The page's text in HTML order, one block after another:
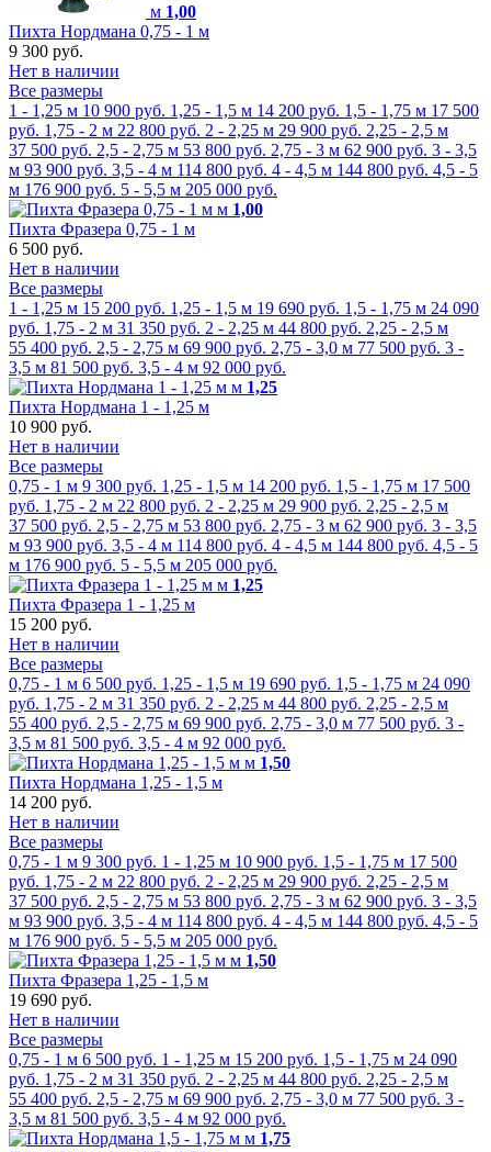
м 1,00
Пихта Нордмана 0,75 - 1 м
9 300 руб.
Нет в наличии
Все размеры
1 - 1,25 м 10 900 руб. 1,25 - 1,5 м 14 200 руб. 1,5 - 1,75 м 17 500
руб. 1,75 - 2 м 22 800 руб. 2 - 2,25 м 29 900 руб. 2,25 - 2,5 м
37 500 руб. 2,5 - 2,75 м 53 800 руб. 2,75 - 3 м 62 900 руб. 3 - 3,5
м 93 900 руб. 3,5 - 4 м 114 800 руб. 4 - 4,5 м 144 800 руб. 4,5 - 5
м 176 900 руб. 5 - 5,5 м 205 000 руб.
м 1,00
Пихта Фразера 0,75 - 1 м
6 500 руб.
Нет в наличии
Все размеры
1 - 1,25 м 15 200 руб. 1,25 - 1,5 м 19 690 руб. 1,5 - 1,75 м 24 090
руб. 1,75 - 2 м 31 350 руб. 2 - 2,25 м 44 800 руб. 2,25 - 2,5 м
55 400 руб. 2,5 - 2,75 м 69 900 руб. 2,75 - 3,0 м 77 500 руб. 3 -
3,5 м 81 500 руб. 3,5 - 4 м 92 000 руб.
м 1,25
Пихта Нордмана 1 - 1,25 м
10 900 руб.
Нет в наличии
Все размеры
0,75 - 1 м 9 300 руб. 1,25 - 1,5 м 14 200 руб. 1,5 - 1,75 м 17 500
руб. 1,75 - 2 м 22 800 руб. 2 - 2,25 м 29 900 руб. 2,25 - 2,5 м
37 500 руб. 2,5 - 2,75 м 53 800 руб. 2,75 - 3 м 62 900 руб. 3 - 3,5
м 93 900 руб. 3,5 - 4 м 114 800 руб. 4 - 4,5 м 144 800 руб. 4,5 - 5
м 176 900 руб. 5 - 5,5 м 205 000 руб.
м 1,25
Пихта Фразера 1 - 1,25 м
15 200 руб.
Нет в наличии
Все размеры
0,75 - 1 м 6 500 руб. 1,25 - 1,5 м 19 690 руб. 1,5 - 1,75 м 24 090
руб. 1,75 - 2 м 31 350 руб. 2 - 2,25 м 44 800 руб. 2,25 - 2,5 м
55 400 руб. 2,5 - 2,75 м 69 900 руб. 2,75 - 3,0 м 77 500 руб. 3 -
3,5 м 81 500 руб. 3,5 - 4 м 92 000 руб.
м 1,50
Пихта Нордмана 1,25 - 1,5 м
14 200 руб.
Нет в наличии
Все размеры
0,75 - 1 м 9 300 руб. 1 - 1,25 м 10 900 руб. 1,5 - 1,75 м 17 500
руб. 1,75 - 2 м 22 800 руб. 2 - 2,25 м 29 900 руб. 2,25 - 2,5 м
37 500 руб. 2,5 - 2,75 м 53 800 руб. 2,75 - 3 м 62 900 руб. 3 - 3,5
м 93 900 руб. 3,5 - 4 м 114 800 руб. 4 - 4,5 м 144 800 руб. 4,5 - 5
м 176 900 руб. 5 - 5,5 м 205 000 руб.
м 1,50
Пихта Фразера 1,25 - 1,5 м
19 690 руб.
Нет в наличии
Все размеры
0,75 - 1 м 6 500 руб. 1 - 1,25 м 15 200 руб. 1,5 - 1,75 м 24 090
руб. 1,75 - 2 м 31 350 руб. 2 - 2,25 м 44 800 руб. 2,25 - 2,5 м
55 400 руб. 2,5 - 2,75 м 69 900 руб. 2,75 - 3,0 м 77 500 руб. 3 -
3,5 м 81 500 руб. 3,5 - 4 м 92 000 руб.
м 1,75